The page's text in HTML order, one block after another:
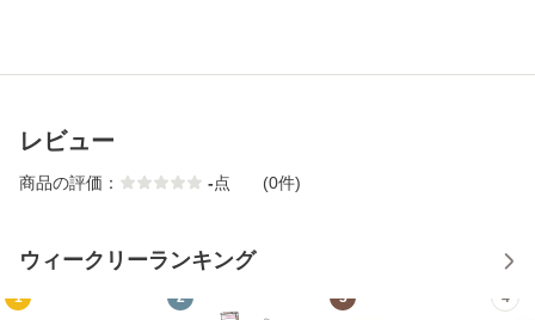
レビュー
商品の評価： -点 (0件)
ウィークリーランキング
1 2 3 4